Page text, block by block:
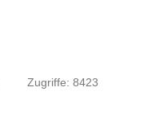
Zugriffe: 8423